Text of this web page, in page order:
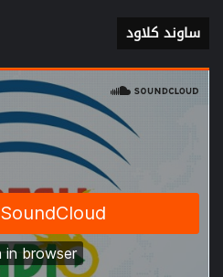
ساوند كلاود